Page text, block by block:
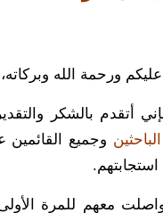
عليكم ورحمة الله وبركاته،
أتقدم بالشكر
وجميع القائمين
معهم للمرة